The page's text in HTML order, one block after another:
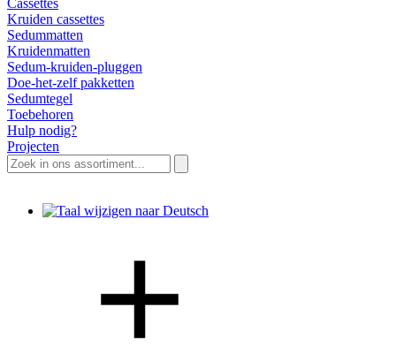
Cassettes
Kruiden cassettes
Sedummatten
Kruidenmatten
Sedum-kruiden-pluggen
Doe-het-zelf pakketten
Sedumtegel
Toebehoren
Hulp nodig?
Projecten
Zoeken
naar: